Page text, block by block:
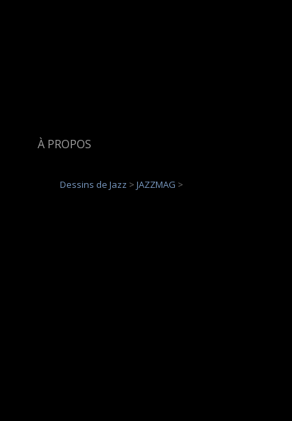
À PROPOS
Dessins de Jazz > JAZZMAG >